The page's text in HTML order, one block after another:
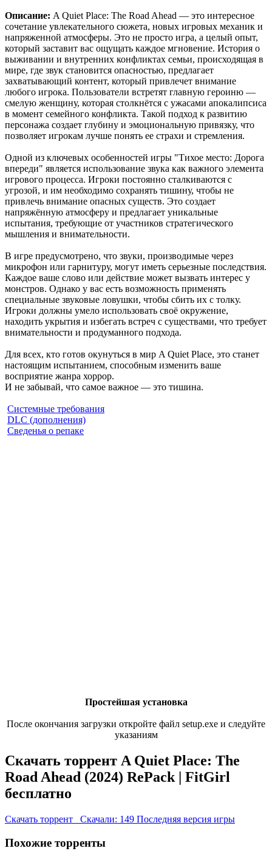
Описание: A Quiet Place: The Road Ahead — это интересное
сочетание увлекательного сюжета, новых игровых механик и
напряженной атмосферы. Это не просто игра, а целый опыт,
который заставит вас ощущать каждое мгновение. История о
выживании и внутренних конфликтах семьи, происходящая в
мире, где звук становится опасностью, предлагает
захватывающий контент, который привлечет внимание
любого игрока. Пользователи встретят главную героиню —
смелую женщину, которая столкнётся с ужасами апокалипсиса
в момент семейного конфликта. Такой подход к развитию
персонажа создает глубину и эмоциональную привязку, что
позволяет игрокам лучше понять ее страхи и стремления.
Одной из ключевых особенностей игры "Тихое место: Дорога
впереди" является использование звука как важного элемента
игрового процесса. Игроки постоянно сталкиваются с
угрозой, и им необходимо сохранять тишину, чтобы не
привлечь внимание опасных существ. Это создает
напряжённую атмосферу и предлагает уникальные
испытания, требующие от участников стратегического
мышления и внимательности.
В игре предусмотрено, что звуки, производимые через
микрофон или гарнитуру, могут иметь серьезные последствия.
Каждое ваше слово или действие может вызвать интерес у
монстров. Однако у вас есть возможность применять
специальные звуковые ловушки, чтобы сбить их с толку.
Игроки должны умело использовать своё окружение,
находить укрытия и избегать встреч с существами, что требует
внимательности и продуманного подхода.
Для всех, кто готов окунуться в мир A Quiet Place, это станет
настоящим испытанием, способным изменить ваше
восприятие жанра хоррор.
И не забывай, что самое важное — это тишина.
Системные требования
DLC (дополнения)
Сведенья о репаке
Простейшая установка
После окончания загрузки откройте файл setup.exe и следуйте
указаниям
Скачать торрент A Quiet Place: The
Road Ahead (2024) RePack | FitGirl
бесплатно
Скачать торрент Скачали: 149 Последняя версия игры
Похожие торренты